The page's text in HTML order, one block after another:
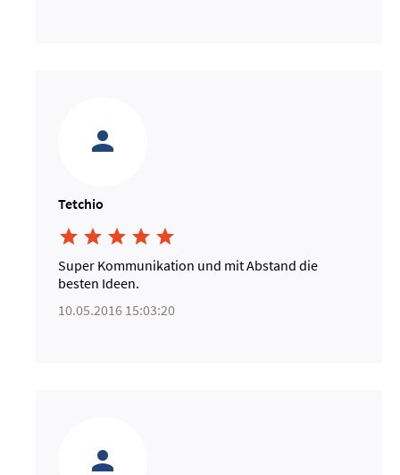
Tetchio
    
Super Kommunikation und mit Abstand die
besten Ideen.
10.05.2016 15:03:20